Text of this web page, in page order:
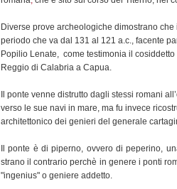
Diverse prove archeologiche dimostrano
periodo che va dal 131 al 121 a.c., facente
Popilio Lenate, come testimonia il
Reggio di Calabria a Capua.
Il ponte venne distrutto dagli stessi romani
verso le sue navi in mare, ma fu invece
architettonico dei genieri del generale
Il ponte è di piperno, ovvero di peperino,
strano il contrario perchè in genere i ponti
"ingenius" o geniere addetto.